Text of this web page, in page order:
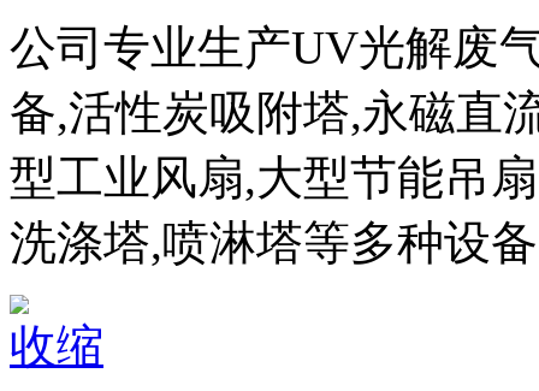
公司专业生产UV光解废
备,活性炭吸附塔,永磁直
型工业风扇,大型节能吊
洗涤塔,喷淋塔等多种设
收缩